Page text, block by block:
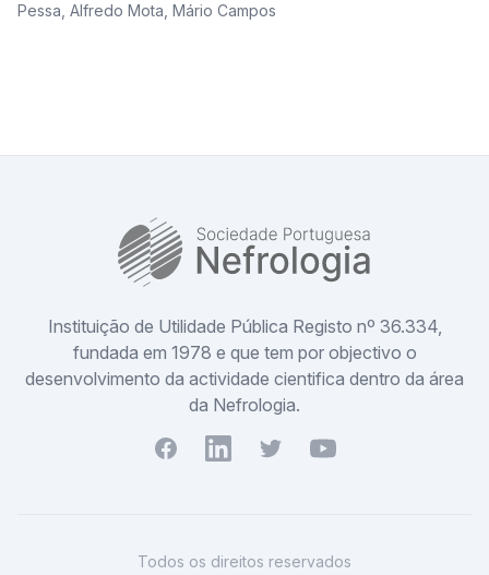
Pessa Alfredo Mota Mário Campos
Instituição de Utilidade Pública Registo nº 36.334,
fundada em 1978 e que tem por objectivo o
desenvolvimento da actividade cientifica dentro da área
da Nefrologia.
FacebookYoutubeTwitterYoutube
Todos os direitos reservados